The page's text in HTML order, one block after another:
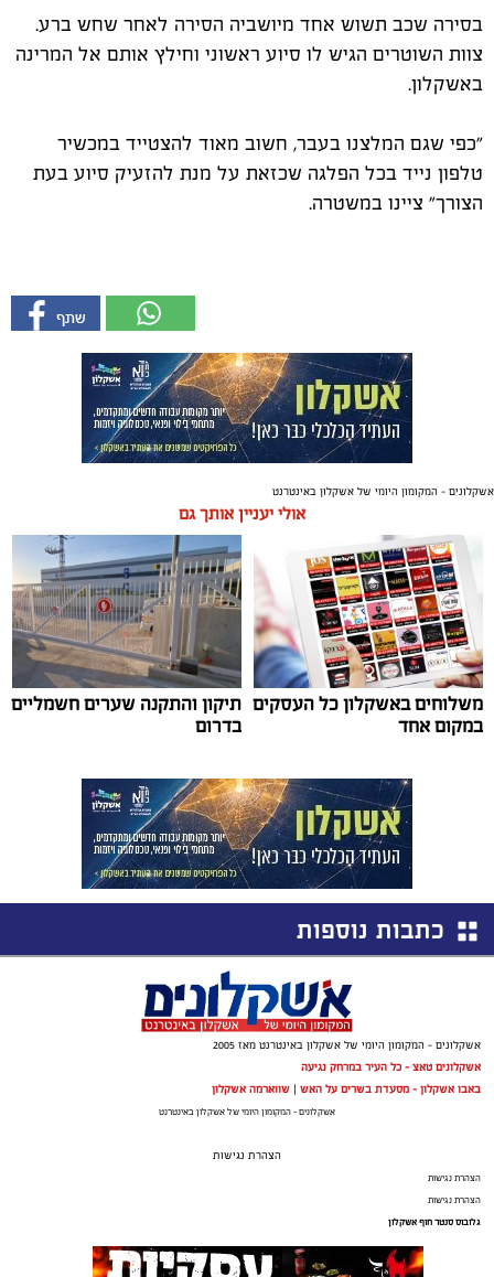
בסירה שכב תשוש אחד מיושביה הסירה לאחר שחש ברע.
צוות השוטרים הגיש לו סיוע ראשוני וחילץ אותם אל המרינה
באשקלון.
"כפי שגם המלצנו בעבר, חשוב מאוד להצטייד במכשיר
טלפון נייד בכל הפלגה שכזאת על מנת להזעיק סיוע בעת
הצורך" ציינו במשטרה.
אשקלונים - המקומון היומי של אשקלון באינטרנט
אולי יעניין אותך גם
משלוחים באשקלון כל העסקים
במקום אחד
תיקון והתקנה שערים חשמליים
בדרום
כתבות נוספות
אשקלונים - המקומון היומי של אשקלון באינטרנט מאז 2005
אשקלונים טאצ - כל העיר במרחק נגיעה
באבו אשקלון - מסעדת בשרים על האש | שווארמה אשקלון
אשקלונים - המקומון היומי של אשקלון באינטרנט
הצהרת נגישות
הצהרת נגישות
הצהרת נגישות
גלובוס סנטר חוף אשקלון